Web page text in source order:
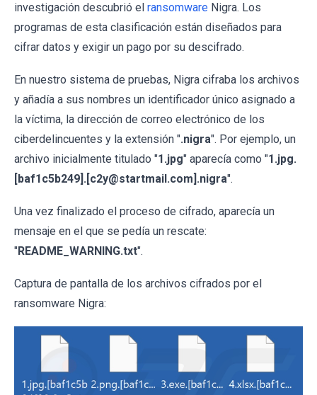
investigación descubrió el ransomware Nigra. Los
programas de esta clasificación están diseñados para
cifrar datos y exigir un pago por su descifrado.
En nuestro sistema de pruebas, Nigra cifraba los archivos
y añadía a sus nombres un identificador único asignado a
la víctima, la dirección de correo electrónico de los
ciberdelincuentes y la extensión ".nigra". Por ejemplo, un
archivo inicialmente titulado "1.jpg" aparecía como "1.jpg.
[baf1c5b249].[c2y@startmail.com].nigra".
Una vez finalizado el proceso de cifrado, aparecía un
mensaje en el que se pedía un rescate:
"README_WARNING.txt".
Captura de pantalla de los archivos cifrados por el
ransomware Nigra: